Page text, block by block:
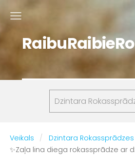
Dzintara
Veikals
Dzintara Rokassprādzes
✨Zaļa lina diega rokassprādze ar